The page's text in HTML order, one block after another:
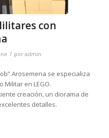
con
/ por admin
Arosemena se especializa
Militar en LEGO.
creación, un diorama de
detalles.